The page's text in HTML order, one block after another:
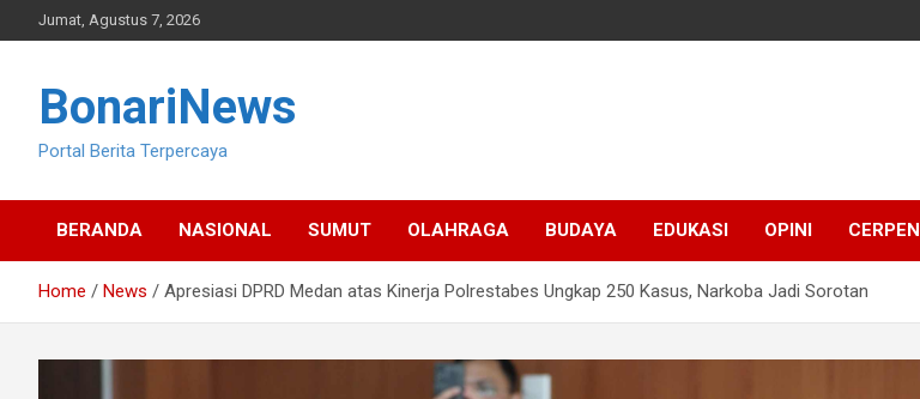
to
Jumat, Agustus 7, 2026
BonariNews
Portal Berita Terpercaya
BERANDA NASIONAL SUMUT OLAHRAGA BUDAYA EDUKASI OPINI CERPEN
Home News Apresiasi DPRD Medan atas Kinerja Polrestabes Ungkap 250 Kasus, Narkoba Jadi Sorotan